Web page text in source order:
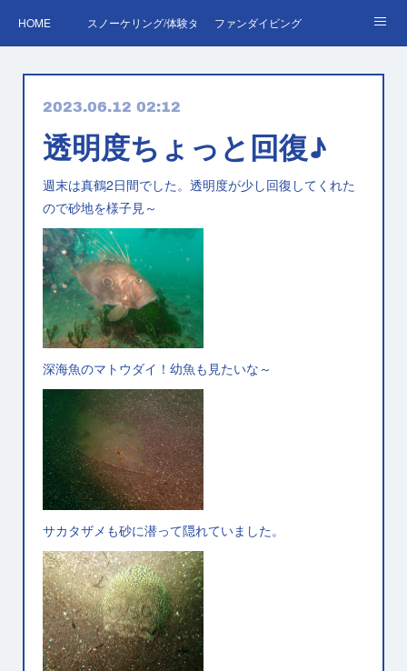
HOME スノーケリング/体験ダイビングファンダイビング
ダイビング・スキルアップレッスン｜プールで安心練習
AOW
プロへの第一歩！ダイブマスターご予約・お問い合わせ
2023.06.12 02:12
透明度ちょっと回復♪
週末は真鶴2日間でした。透明度が少し回復してくれた
ので砂地を様子見～
深海魚のマトウダイ！幼魚も見たいな～
サカタザメも砂に潜って隠れていました。